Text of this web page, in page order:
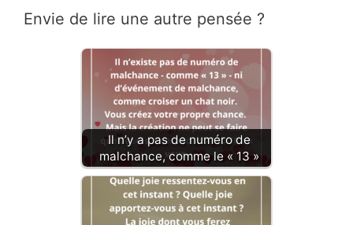
Envie de lire une autre pensée ?
Il n’y a pas de numéro de
malchance, comme le « 13 »